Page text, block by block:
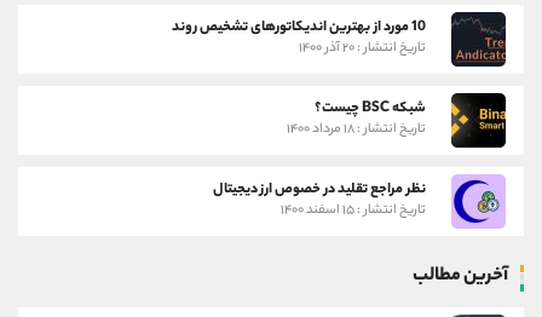
10 مورد از بهترین اندیکاتورهای تشخیص روند
تاریخ انتشار : ۲۰ آذر ۱۴۰۰
شبکه BSC چیست؟
تاریخ انتشار : ۱۸ مرداد ۱۴۰۰
نظر مراجع تقلید در خصوص ارز دیجیتال
تاریخ انتشار : ۱۵ اسفند ۱۴۰۰
آخرین مطالب